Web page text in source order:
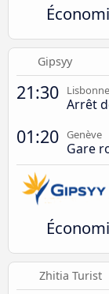
Gipsyy
21:30 Lisbonne
Arrêt
01:20 Genève
Gare
Zhitia Turist